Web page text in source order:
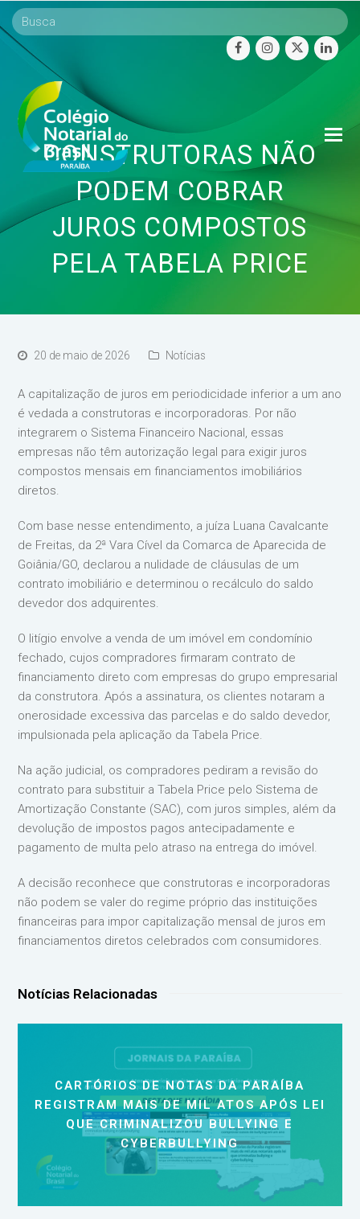
facebookinstagram
twitter
CONSTRUTORAS NÃO
PODEM COBRAR
JUROS COMPOSTOS
PELA TABELA PRICE
20 de maio de 2026 Notícias
A capitalização de juros em periodicidade inferior a um ano
é vedada a construtoras e incorporadoras. Por não
integrarem o Sistema Financeiro Nacional, essas
empresas não têm autorização legal para exigir juros
compostos mensais em financiamentos imobiliários
diretos.
Com base nesse entendimento, a juíza Luana Cavalcante
de Freitas, da 2ª Vara Cível da Comarca de Aparecida de
Goiânia/GO, declarou a nulidade de cláusulas de um
contrato imobiliário e determinou o recálculo do saldo
devedor dos adquirentes.
O litígio envolve a venda de um imóvel em condomínio
fechado, cujos compradores firmaram contrato de
financiamento direto com empresas do grupo empresarial
da construtora. Após a assinatura, os clientes notaram a
onerosidade excessiva das parcelas e do saldo devedor,
impulsionada pela aplicação da Tabela Price.
Na ação judicial, os compradores pediram a revisão do
contrato para substituir a Tabela Price pelo Sistema de
Amortização Constante (SAC), com juros simples, além da
devolução de impostos pagos antecipadamente e
pagamento de multa pelo atraso na entrega do imóvel.
A decisão reconhece que construtoras e incorporadoras
não podem se valer do regime próprio das instituições
financeiras para impor capitalização mensal de juros em
financiamentos diretos celebrados com consumidores.
Notícias Relacionadas
CARTÓRIOS DE NOTAS DA PARAÍBA
REGISTRAM MAIS DE MIL ATOS APÓS LEI
QUE CRIMINALIZOU BULLYING E
CYBERBULLYING